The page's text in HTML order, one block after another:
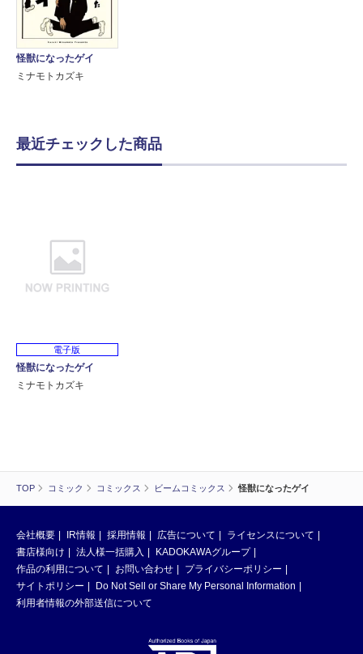
TOP コミック コミックス ビームコミックス 怪獣になったゲイ
怪獣になったゲイ
ミナモトカズキ
最近チェックした商品
電子版
怪獣になったゲイ
ミナモトカズキ
会社概要 IR情報 採用情報 広告について
ライセンスについて
書店様向け
法人様一括購入
KADOKAWAグループ
作品の利用について
お問い合わせ
プライバシーポリシー
サイトポリシー
Do Not Sell or Share My Personal Information
利用者情報の外部送信について